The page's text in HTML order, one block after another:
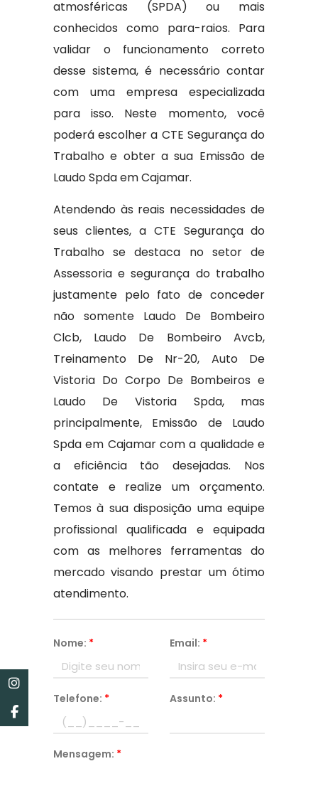
atmosféricas (SPDA) ou mais
conhecidos como para-raios. Para
validar o funcionamento correto
desse sistema, é necessário contar
com uma empresa especializada
para isso. Neste momento, você
poderá escolher a CTE Segurança do
Trabalho e obter a sua Emissão de
Laudo Spda em Cajamar.
Atendendo às reais necessidades de
seus clientes, a CTE Segurança do
Trabalho se destaca no setor de
Assessoria e segurança do trabalho
justamente pelo fato de conceder
não somente Laudo De Bombeiro
Clcb, Laudo De Bombeiro Avcb,
Treinamento De Nr-20, Auto De
Vistoria Do Corpo De Bombeiros e
Laudo De Vistoria Spda, mas
principalmente, Emissão de Laudo
Spda em Cajamar com a qualidade e
a eficiência tão desejadas. Nos
contate e realize um orçamento.
Temos à sua disposição uma equipe
profissional qualificada e equipada
com as melhores ferramentas do
mercado visando prestar um ótimo
atendimento.
Nome: * Email: *
Telefone: * Assunto: *
Mensagem: *